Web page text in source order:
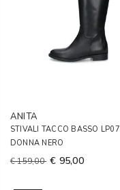
ANITA
STIVALI TACCO BASSO LP07
DONNA NERO
€ 159,00 € 95,00